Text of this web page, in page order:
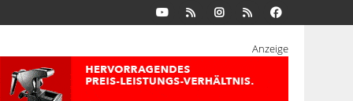
Anzeige